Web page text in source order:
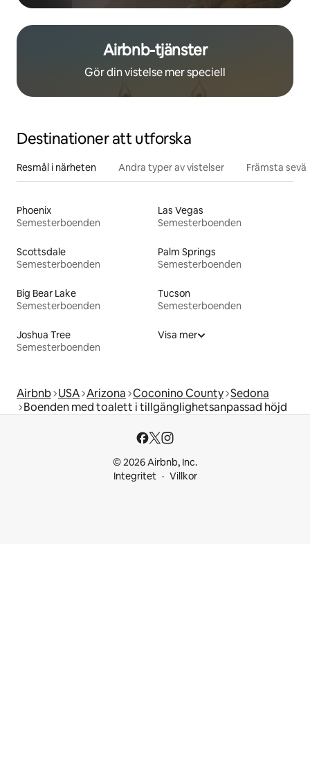
Airbnb-tjänster
Gör din vistelse mer speciell
Destinationer att utforska
Resmål i närheten Andra typer av vistelser Främsta
Phoenix
Semesterboenden
Las Vegas
Semesterboenden
Scottsdale
Semesterboenden
Palm Springs
Semesterboenden
Big Bear Lake
Semesterboenden
Tucson
Semesterboenden
Joshua Tree
Semesterboenden
Visa mer
Airbnb USA Arizona Coconino County Sedona
Boenden med toalett i tillgänglighetsanpassad höjd
© 2026 Airbnb, Inc.
Integritet
Villkor